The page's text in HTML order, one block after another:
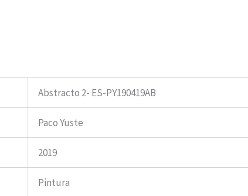
Abstracto 2- ES-PY190419AB
Paco Yuste
2019
Pintura